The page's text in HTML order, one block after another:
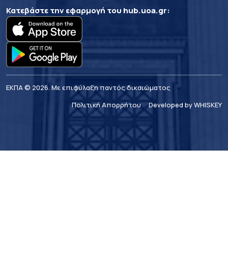
Κατεβάστε την εφαρμογή του hub.uoa.gr:
ΕΚΠΑ © 2026. Με επιφύλαξη παντός δικαιώματος
Πολιτική Απορρήτου
Developed by WHISKEY